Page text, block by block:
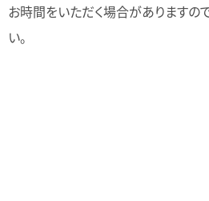
特定の個人を識別できるため個人情
するメディアにおいては、たとえ特定
お時間をいただく場合がありますの
い。